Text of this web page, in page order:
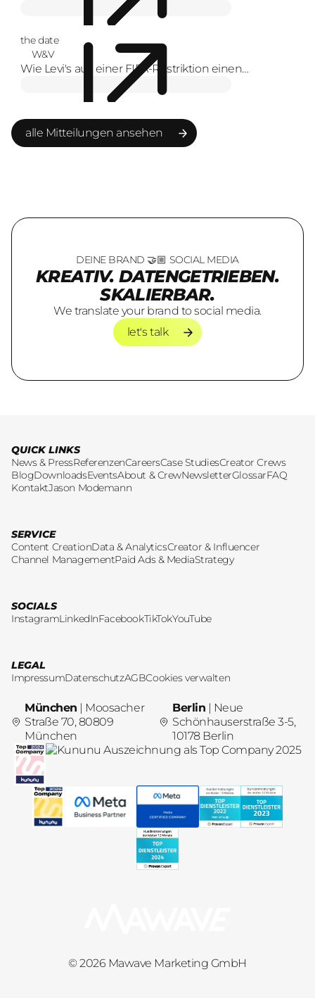
the date
W&V
Wie Levi's aus einer FIFA-Restriktion einen
Markenmoment macht
alle Mitteilungen ansehen
alle Mitteilungen ansehen
DEINE BRAND 🤝🏼 SOCIAL MEDIA
KREATIV. DATENGETRIEBEN.
SKALIERBAR.
We translate your brand to social media.
let's talk
let's talk
QUICK LINKS
News & PressReferenzenCareersCase StudiesCreator Crews
BlogDownloadsEventsAbout & CrewNewsletterGlossarFAQ
KontaktJason Modemann
SERVICE
Content CreationData & AnalyticsCreator & Influencer
Channel ManagementPaid Ads & MediaStrategy
SOCIALS
InstagramLinkedInFacebookTikTokYouTube
LEGAL
ImpressumDatenschutzAGBCookies verwalten
München | Moosacher
Straße 70, 80809
München
Berlin | Neue
Schönhauserstraße 3-5,
10178 Berlin
© 2026 Mawave Marketing GmbH